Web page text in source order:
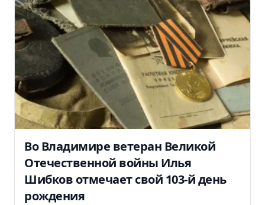
Во Владимире ветеран Великой
Отечественной войны Илья
Шибков отмечает свой 103-й день
рождения